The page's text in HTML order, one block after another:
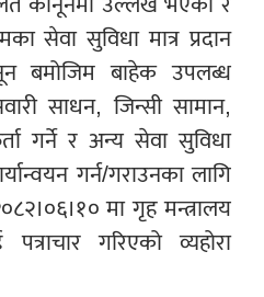
सेवा सुविधा मात्र प्रदान
बमोजिम बाहेक उपलब्ध
साधन, जिन्सी सामान,
गर्ने र अन्य सेवा सुविधा
गर्न/गराउनका लागि
मा गृह मन्त्रालय
गरिएको व्यहोरा